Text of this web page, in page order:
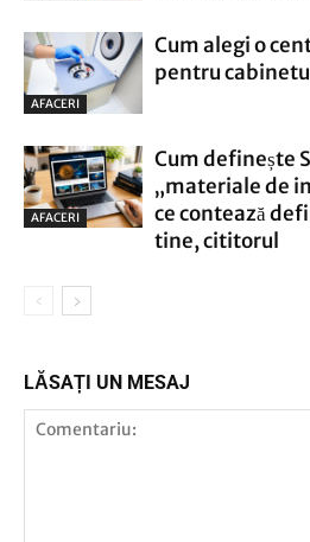
AFACERI
Cum alegi o
pentru
AFACERI
Cum definește
„materiale de
ce contează
tine, cititorul
LĂSAȚI UN MESAJ